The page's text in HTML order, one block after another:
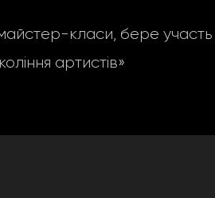
класи, бере участь
артистів»